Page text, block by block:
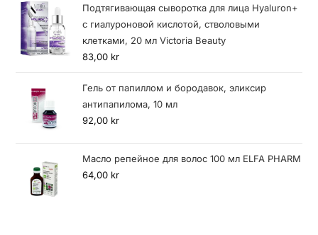
Подтягивающая сыворотка для лица Hyaluron+
с гиалуроновой кислотой, стволовыми
клетками, 20 мл Victoria Beauty
83,00 kr
Гель от папиллом и бородавок, эликсир
антипапилома, 10 мл
92,00 kr
Масло репейное для волос 100 мл ELFA PHARM
64,00 kr